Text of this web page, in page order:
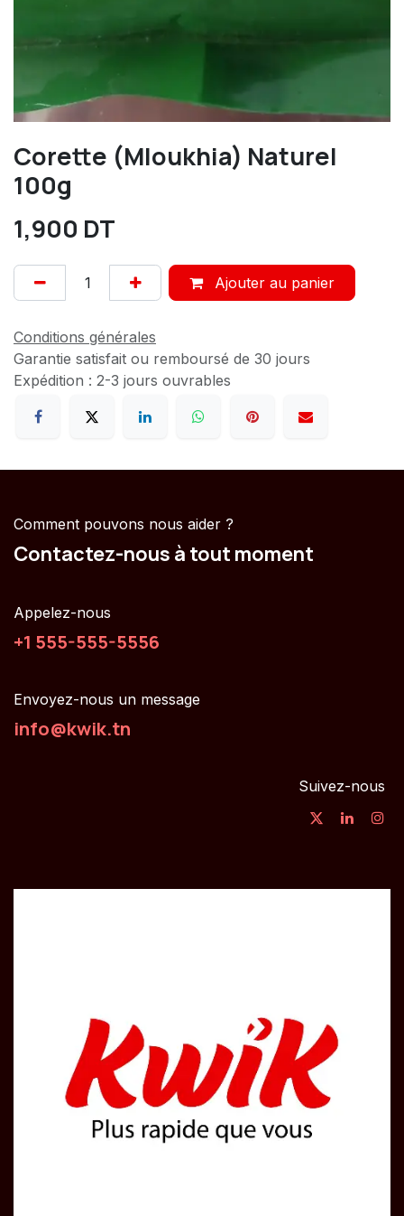
Corette (Mloukhia) Naturel
100g
1,900 DT
Ajouter au panier
Conditions générales
Garantie satisfait ou remboursé de 30 jours
Expédition : 2-3 jours ouvrables
Comment pouvons nous aider ?
Contactez-nous à tout moment
Appelez-nous
+1 555-555-5556
Envoyez-nous un message
info@kwik.tn
Suivez-nous